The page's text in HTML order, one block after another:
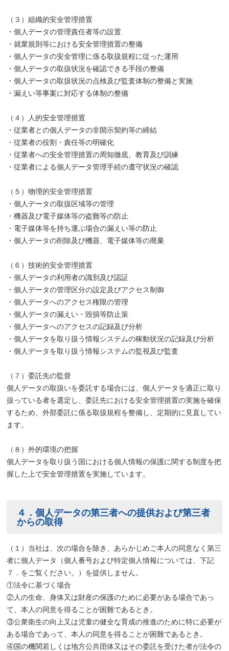
（３）組織的安全管理措置
・個人データの管理責任者等の設置
・就業規則等における安全管理措置の整備
・個人データの安全管理に係る取扱規程に従った運用
・個人データの取扱状況を確認できる手段の整備
・個人データの取扱状況の点検及び監査体制の整備と実施
・漏えい等事案に対応する体制の整備
（４）人的安全管理措置
・従業者との個人データの非開示契約等の締結
・従業者の役割・責任等の明確化
・従業者への安全管理措置の周知徹底、教育及び訓練
・従業者による個人データ管理手続の遵守状況の確認
（５）物理的安全管理措置
・個人データの取扱区域等の管理
・機器及び電子媒体等の盗難等の防止
・電子媒体等を持ち運ぶ場合の漏えい等の防止
・個人データの削除及び機器、電子媒体等の廃棄
（６）技術的安全管理措置
・個人データの利用者の識別及び認証
・個人データの管理区分の設定及びアクセス制御
・個人データへのアクセス権限の管理
・個人データの漏えい・毀損等防止策
・個人データへのアクセスの記録及び分析
・個人データを取り扱う情報システムの稼動状況の記録及び分析
・個人データを取り扱う情報システムの監視及び監査
（７）委託先の監督
個人データの取扱いを委託する場合には、個人データを適正に取り
扱っている者を選定し、委託先における安全管理措置の実施を確保
するため、外部委託に係る取扱規程を整備し、定期的に見直してい
ます。
（８）外的環境の把握
個人データを取り扱う国における個人情報の保護に関する制度を把
握した上で安全管理措置を実施しています。
４．個人データの第三者への提供および第三者
からの取得
（１）当社は、次の場合を除き、あらかじめご本人の同意なく第三
者に個人データ（個人番号および特定個人情報については、下記
７．をご覧ください。）を提供しません。
①法令に基づく場合
②人の生命、身体又は財産の保護のために必要がある場合であっ
て、本人の同意を得ることが困難であるとき。
③公衆衛生の向上又は児童の健全な育成の推進のために特に必要が
ある場合であって、本人の同意を得ることが困難であるとき。
④国の機関若しくは地方公共団体又はその委託を受けた者が法令の